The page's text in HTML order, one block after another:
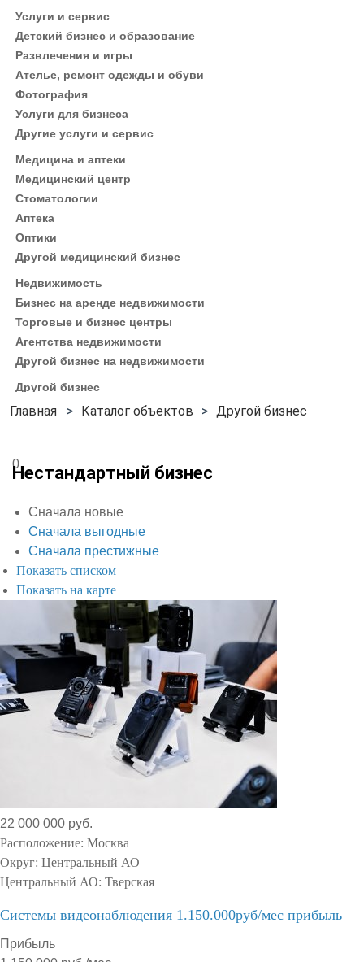
Услуги и сервис
Детский бизнес и образование
Развлечения и игры
Ателье, ремонт одежды и обуви
Фотография
Услуги для бизнеса
Другие услуги и сервис
Медицина и аптеки
Медицинский центр
Стоматологии
Аптека
Оптики
Другой медицинский бизнес
Недвижимость
Бизнес на аренде недвижимости
Торговые и бизнес центры
Агентства недвижимости
Другой бизнес на недвижимости
Другой бизнес
Каталог объектов Другой бизнес
0
Нестандартный бизнес
Сначала новые
Сначала выгодные
Сначала престижные
Показать списком
Показать на карте
22 000 000 руб.
Расположение: Москва
Округ: Центральный АО
Центральный АО: Тверская
Системы видеонаблюдения 1.150.000руб/мес прибыль
Прибыль